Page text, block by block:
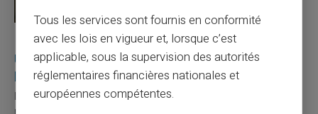
27/07/2026 Veritas Carte prépayée
Utilisation responsable du paiement mobile avec
la carte Veritas
Le paiement mobile s'est imposé dans les habitudes quotidiennes,
Tous les services sont fournis en conformité
avec les lois en vigueur et, lorsque c’est
applicable, sous la supervision des autorités
réglementaires financières nationales et
européennes compétentes.